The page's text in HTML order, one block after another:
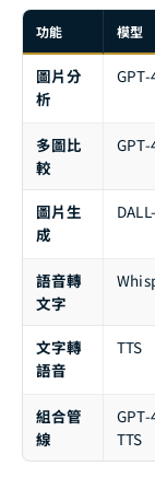
功能 模型
圖片分
析
多圖比
較
圖片生
成
語音轉
文字
文字轉
語音
TTS
組合管
線
GPT-
TTS